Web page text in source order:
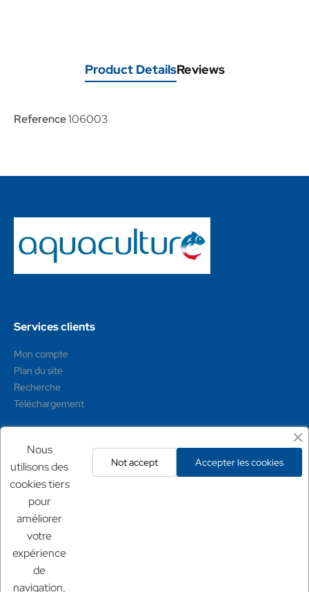
Product DetailsReviews
Reference106003
Services clients
Mon compte
Plan du site
Recherche
Téléchargement
Conditions générales
Mentions légales
Politique de confidentialité
Politique de retour
Nos sites
Chf Aquaculture
Nous
utilisons des
cookies tiers
pour
améliorer
votre
expérience
de
navigation,
Accepter les cookies
Not accept